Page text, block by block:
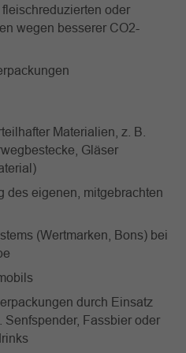
oder
wegen besserer CO2-
Materialien, z. B.
Gläser
des eigenen, mitgebrachten
(Wertmarken, Bons) bei
durch Einsatz
Fassbier oder